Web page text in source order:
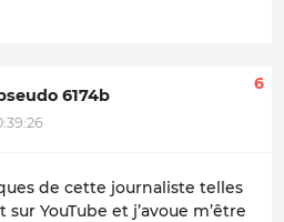
6174b
6
de cette journaliste telles
YouTube et j’avoue m’être